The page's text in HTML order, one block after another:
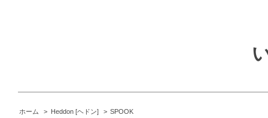
ホーム > Heddon [ヘドン] > SPOOK